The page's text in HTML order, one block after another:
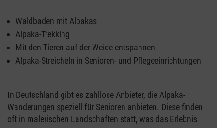
Waldbaden mit Alpakas
Alpaka-Trekking
Mit den Tieren auf der Weide entspannen
Alpaka-Streicheln in Senioren- und Pflegeeinrichtungen
In Deutschland gibt es zahllose Anbieter, die Alpaka-
Wanderungen speziell für Senioren anbieten. Diese finden
oft in malerischen Landschaften statt, was das Erlebnis